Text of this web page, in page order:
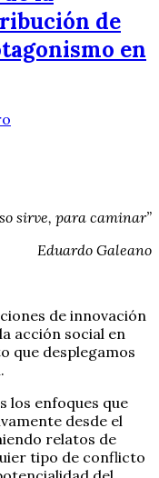
de
en
sirve, para caminar”
Eduardo Galeano
de innovación
acción social en
que desplegamos
los enfoques que
desde el
relatos de
tipo de conflicto